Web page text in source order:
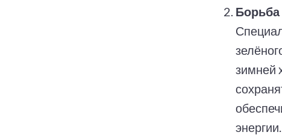
Борьба
зимней
энергии.